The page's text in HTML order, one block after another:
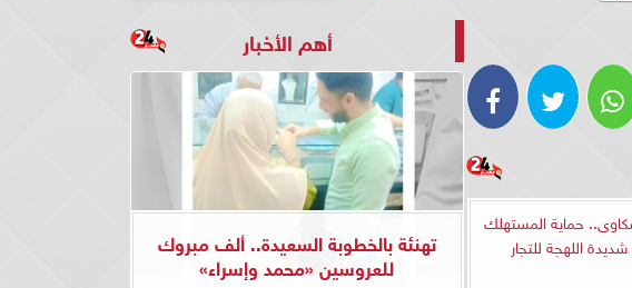
حماية المستهلك
اللهجة للتجار
أهم الأخبار
تهنئة بالخطوبة السعيدة.. ألف مبروك
للعروسين «محمد وإسراء»